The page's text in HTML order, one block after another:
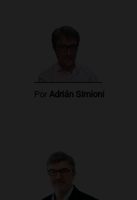
Por Adrián Simioni